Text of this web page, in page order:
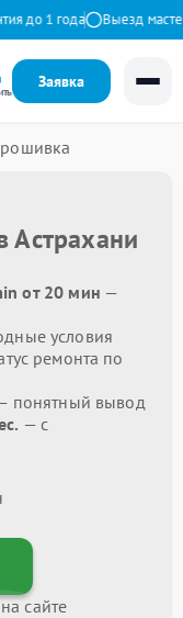
до 1 года Выезд мастера
Заявка
Астрахани
от 20 мин —
условия
ремонта по
понятный вывод
— с
сайте